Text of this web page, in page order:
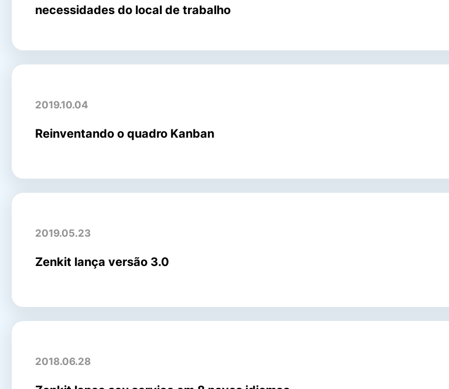
necessidades do local de trabalho
2019.10.04
Reinventando o quadro Kanban
2019.05.23
Zenkit lança versão 3.0
2018.06.28